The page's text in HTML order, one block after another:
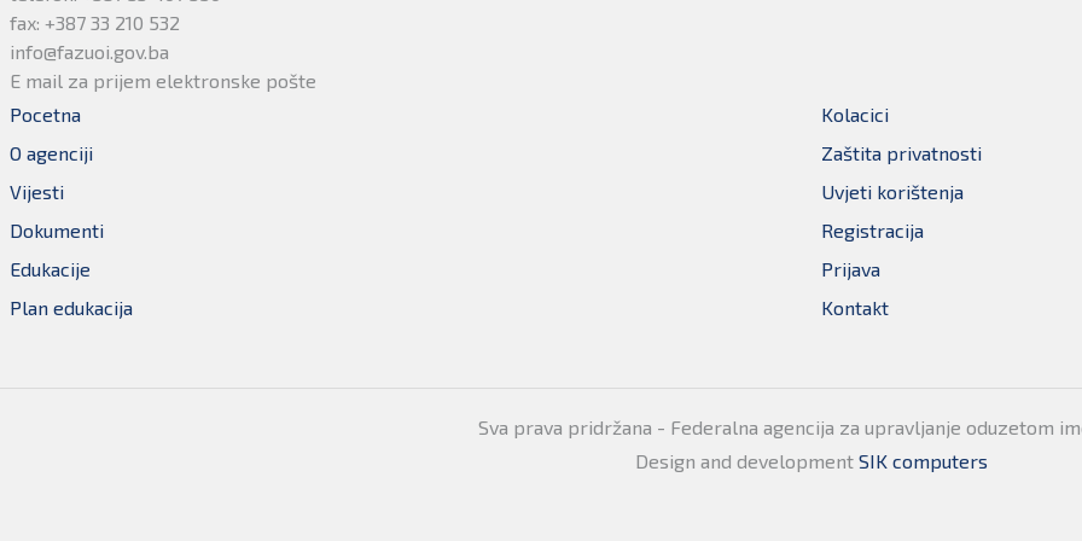
fax: +387 33 210 532
info@fazuoi.gov.ba
E mail za prijem elektronske pošte
Pocetna
O agenciji
Vijesti
Dokumenti
Edukacije
Plan edukacija
Kolacici
Zaštita privatnosti
Uvjeti korištenja
Registracija
Prijava
Kontakt
Sva prava pridržana - Federalna agencija za upravljanje oduzetom
Design and development SIK computers